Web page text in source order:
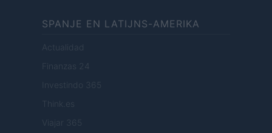
SPANJE EN LATIJNS-AMERIKA
Actualidad
Finanzas 24
Investindo 365
Think.es
Viajar 365